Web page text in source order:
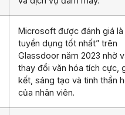
Microsoft được đánh giá là
tuyển dụng tốt nhất” trên
Glassdoor năm 2023 nhờ
thay đổi văn hóa tích cực,
kết, sáng tạo và tinh thần
của nhân viên.